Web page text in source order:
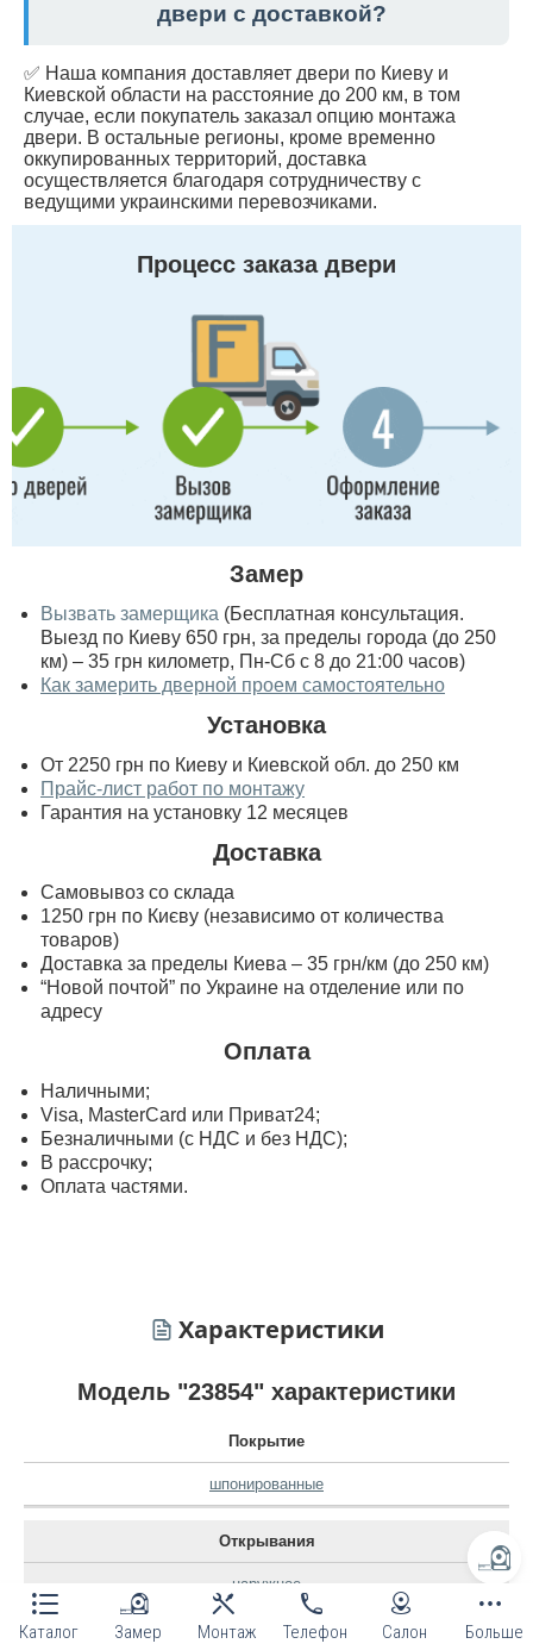
Каталог Замер Монтаж Телефон Салон Больше
двери с доставкой?
✅ Наша компания доставляет двери по Киеву и
Киевской области на расстояние до 200 км, в том
случае, если покупатель заказал опцию монтажа
двери. В остальные регионы, кроме временно
оккупированных территорий, доставка
осуществляется благодаря сотрудничеству с
ведущими украинскими перевозчиками.
Процесс заказа двери
Замер
Вызвать замерщика (Бесплатная консультация.
Выезд по Киеву 650 грн, за пределы города (до 250
км) – 35 грн километр, Пн-Сб с 8 до 21:00 часов)
Как замерить дверной проем самостоятельно
Установка
От 2250 грн по Киеву и Киевской обл. до 250 км
Прайс-лист работ по монтажу
Гарантия на установку 12 месяцев
Доставка
Самовывоз со склада
1250 грн по Києву (независимо от количества
товаров)
Доставка за пределы Киева – 35 грн/км (до 250 км)
“Новой почтой” по Украине на отделение или по
адресу
Оплата
Наличными;
Visa, MasterСard или Приват24;
Безналичными (с НДС и без НДС);
В рассрочку;
Оплата частями.
Характеристики
Модель "23854" характеристики
Покрытие
шпонированные
Открывания
наружное
Назначение